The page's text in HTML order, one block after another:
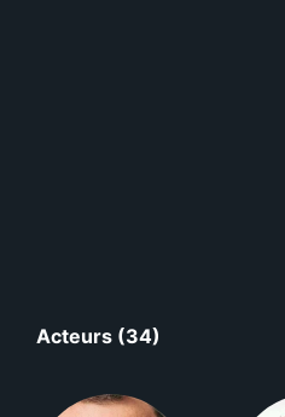
Acteurs (34)